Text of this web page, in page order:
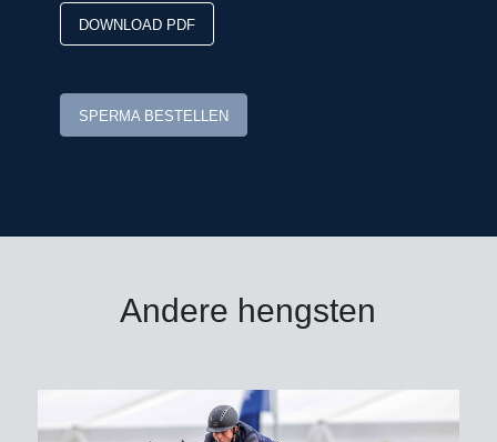
Bestellen voor 9.00 uur ‘s ochtends
DOWNLOAD PDF
SPERMA BESTELLEN
Andere hengsten